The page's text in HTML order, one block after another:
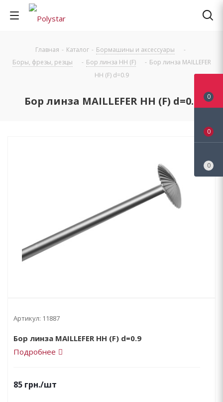
Главная - Каталог - Бормашины и аксессуары
-
Боры, фрезы, резцы
- Бор линза НН (F) - Бор линза MAILLEFER
НН (F) d=0.9
Бор линза MAILLEFER НН (F) d=0.9
Артикул: 11887
Бор линза MAILLEFER НН (F) d=0.9
Подробнее
85 грн./шт
0
0
0